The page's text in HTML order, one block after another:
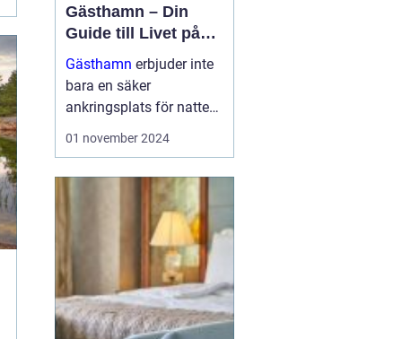
Gästhamn – Din
Guide till Livet på
Bryggan
Gästhamn erbjuder inte
bara en säker
ankringsplats för natten,
utan dem är också en
01 november 2024